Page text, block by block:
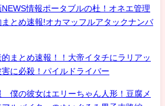
情報ポータブルの杜！オネエ管理
とめ速報!オカマッフルアタックナンバ
まとめ速報！！大帝イタチにラリアッ
害に必殺！パイルドライバー
僕の彼女はエリーちゃん人形！豆腐メ